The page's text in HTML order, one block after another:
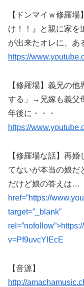
【ドンマイｗ修羅
け！！』と親に家を
が出来たオレに、あ
https://
【修羅場】義兄の
する」→兄嫁も義父
年後に・・・
https://
【修羅場な話】再
てないが本当の娘だ
だけど娘の答えは…
href=”https://
target=”_blank”
v=Pf9uvcYIEcE
【音源】
http://